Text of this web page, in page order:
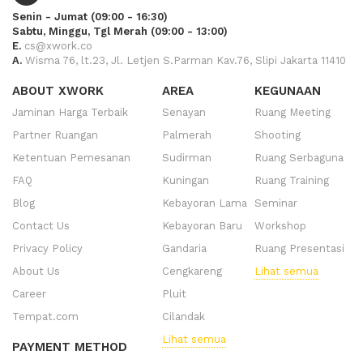
Senin - Jumat (09:00 - 16:30)
Sabtu, Minggu, Tgl Merah (09:00 - 13:00)
E. cs@xwork.co
A. Wisma 76, lt.23, Jl. Letjen S.Parman Kav.76, Slipi Jakarta 11410
ABOUT XWORK
Jaminan Harga Terbaik
Partner Ruangan
Ketentuan Pemesanan
FAQ
Blog
Contact Us
Privacy Policy
About Us
Career
Tempat.com
PAYMENT METHOD
AREA
Senayan
Palmerah
Sudirman
Kuningan
Kebayoran Lama
Kebayoran Baru
Gandaria
Cengkareng
Pluit
Cilandak
Lihat semua
KEGUNAAN
Ruang Meeting
Shooting
Ruang Serbaguna
Ruang Training
Seminar
Workshop
Ruang Presentasi
Lihat semua